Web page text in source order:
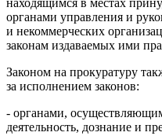
находящимся в местах
органами управления и
и некоммерческих
законам издаваемых ими
Законом на прокуратуру
за исполнением законов:
- органами,
деятельность, дознание и